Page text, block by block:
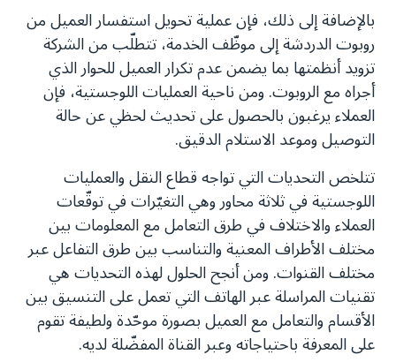
بالإضافة إلى ذلك، فإن عملية تحويل استفسار العميل من
روبوت الدردشة إلى موظّف الخدمة، تتطلّب من الشركة
تزويد أنظمتها بما يضمن عدم تكرار العميل للحوار الذي
أجراه مع الروبوت. ومن ناحية العمليات اللوجستية، فإن
العملاء يرغبون بالحصول على تحديث لحظي عن حالة
التوصيل وموعد الاستلام الدقيق.
تتلخص التحديات التي تواجه قطاع النقل والعمليات
اللوجستية في ثلاثة محاور وهي التغيّرات في توقّعات
العملاء والاختلاف في طرق التعامل مع المعلومات بين
مختلف الأطراف المعنية والتناسب بين طرق التفاعل عبر
مختلف القنوات. ومن أنجح الحلول لهذه التحديات هي
تقنيات المراسلة عبر الهاتف التي تعمل على التنسيق بين
الأقسام والتعامل مع العميل بصورة موحّدة ولطيفة تقوم
على المعرفة باحتياجاته وعبر القناة المفضّلة لديه.